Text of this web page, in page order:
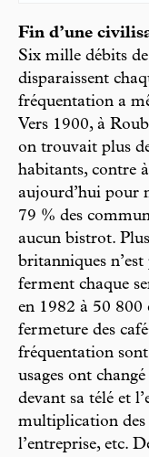
Fin d’une
Six mille débits
disparaissent
fréquentation a
Vers 1900, à
on trouvait plus
habitants, contre
aujourd’hui pour
79 % des
aucun bistrot.
britanniques
ferment chaque
en 1982 à 50 800
fermeture des
fréquentation
usages ont
devant sa télé et
multiplication des
l’entreprise, etc.